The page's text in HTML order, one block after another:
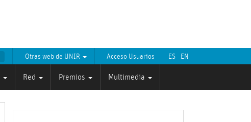
ES EN
Acceso Usuarios
Otras web de UNIR
Red Premios Multimedia